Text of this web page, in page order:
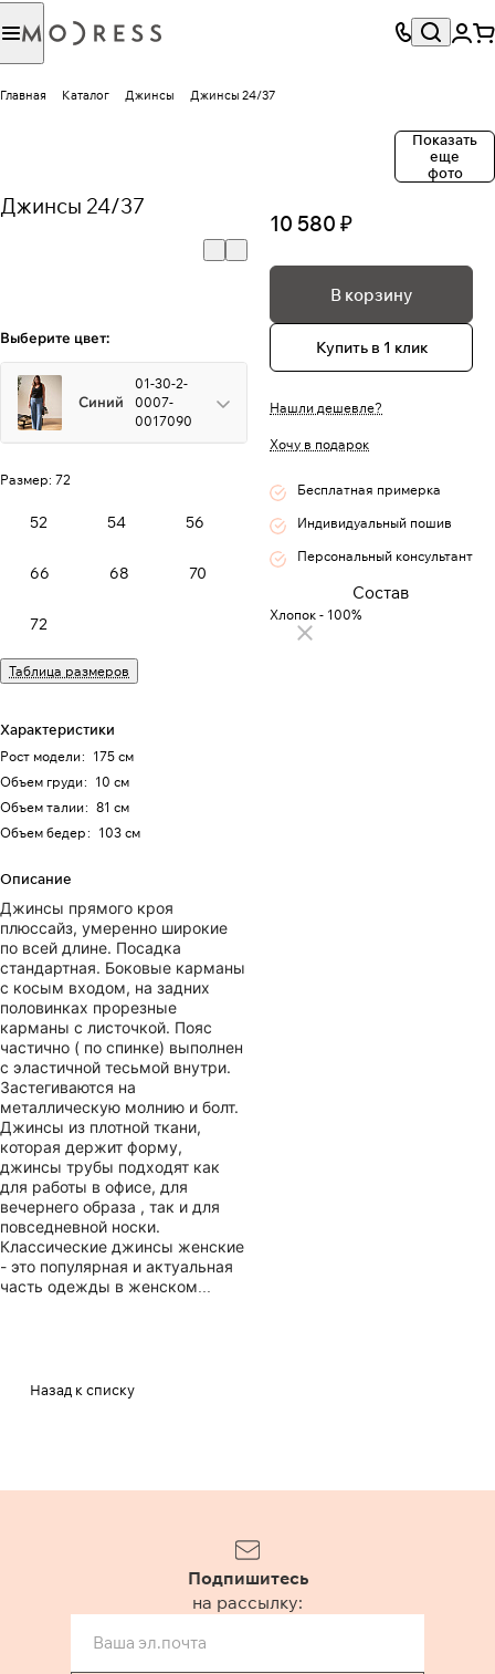
Главная Каталог Джинсы Джинсы 24/37
Показать
еще
фото
Джинсы 24/37
Выберите цвет:
Синий
01-30-2-
0007-
0017090
Размер: 72
52 54 56
66 68 70
72
Таблица размеров
Характеристики
Рост модели: 175 см
Объем груди: 10 см
Объем талии: 81 см
Объем бедер: 103 см
Описание
Джинсы прямого кроя
плюссайз, умеренно широкие
по всей длине. Посадка
стандартная. Боковые карманы
с косым входом, на задних
половинках прорезные
карманы с листочкой. Пояс
частично ( по спинке) выполнен
с эластичной тесьмой внутри.
Застегиваются на
металлическую молнию и болт.
Джинсы из плотной ткани,
которая держит форму,
джинсы трубы подходят как
для работы в офисе, для
вечернего образа , так и для
повседневной носки.
Классические джинсы женские
- это популярная и актуальная
часть одежды в женском
предпочитает комфорт и стиль
Собственное производство в
10 580 ₽
В корзину
Купить в 1 клик
Нашли дешевле?
Хочу в подарок
Бесплатная примерка
Индивидуальный пошив
Персональный консультант
Состав
Хлопок - 100%
Назад к списку
Подпишитесь
на рассылку: